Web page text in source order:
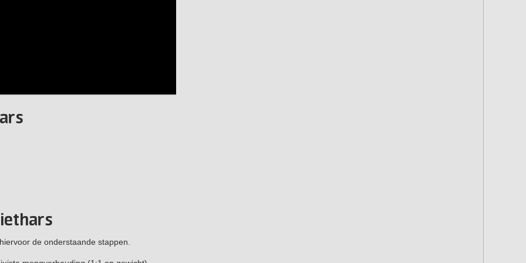
de onderstaande stappen.